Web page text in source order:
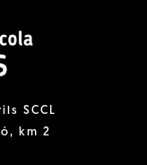
SCCL
km 2